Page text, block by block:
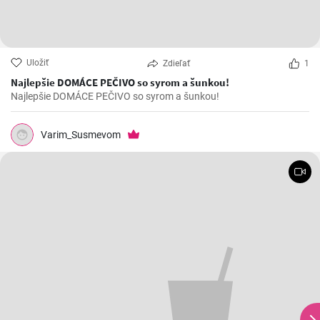
Uložiť Zdieľať 1
Najlepšie DOMÁCE PEČIVO so syrom a šunkou!
Najlepšie DOMÁCE PEČIVO so syrom a šunkou!
Varim_Susmevom